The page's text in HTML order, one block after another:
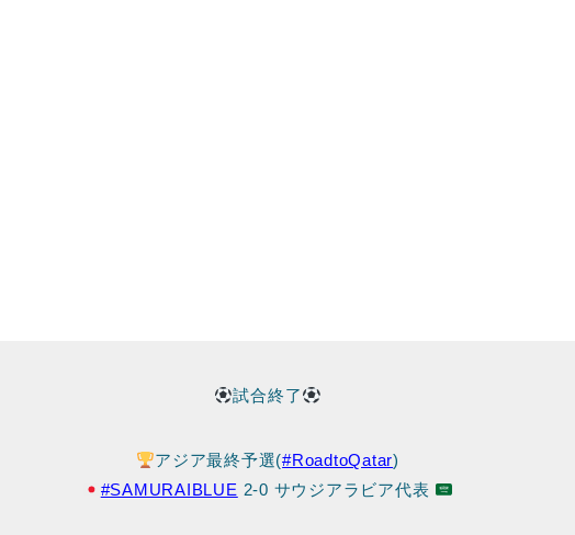
試合終了
アジア最終予選(#RoadtoQatar)
#SAMURAIBLUE 2-0 サウジアラビア代表